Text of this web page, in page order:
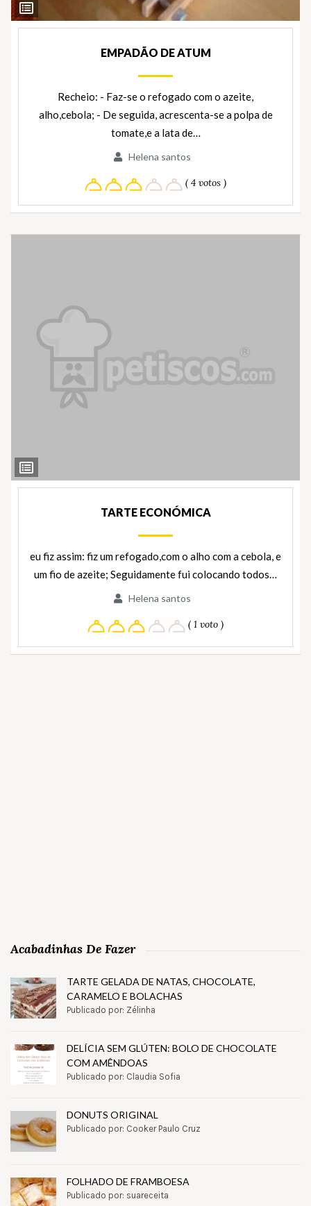
Ver
Ingredientes
EMPADÃO DE ATUM
Recheio: - Faz-se o refogado com o azeite,
alho,cebola; - De seguida, acrescenta-se a polpa de
tomate,e a lata de…
Helena santos
( 4 votos )
Ver
Ingredientes
TARTE ECONÓMICA
eu fiz assim: fiz um refogado,com o alho com a cebola, e
um fio de azeite; Seguidamente fui colocando todos…
Helena santos
( 1 voto )
Acabadinhas De Fazer
TARTE GELADA DE NATAS, CHOCOLATE,
CARAMELO E BOLACHAS
Publicado por: Zélinha
DELÍCIA SEM GLÚTEN: BOLO DE CHOCOLATE
COM AMÊNDOAS
Publicado por: Claudia Sofia
DONUTS ORIGINAL
Publicado por: Cooker Paulo Cruz
FOLHADO DE FRAMBOESA
Publicado por: suareceita